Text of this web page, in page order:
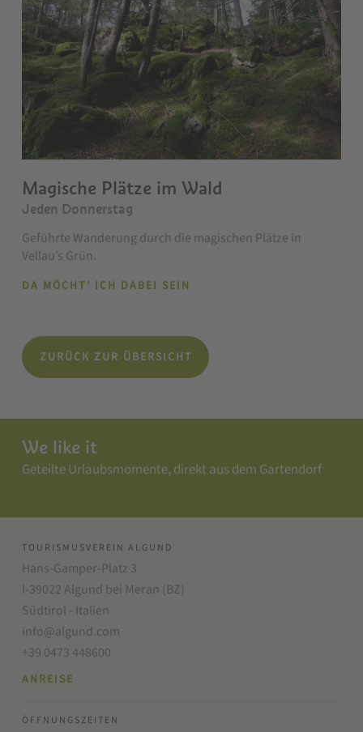
Magische Plätze im Wald
Jeden Donnerstag
Geführte Wanderung durch die magischen Plätze in
Vellau’s Grün.
DA MÖCHT' ICH DABEI SEIN
ZURÜCK ZUR ÜBERSICHT
We like it
Geteilte Urlaubsmomente, direkt aus dem Gartendorf
TOURISMUSVEREIN ALGUND
Hans-Gamper-Platz 3
I-39022 Algund bei Meran (BZ)
Südtirol - Italien
info@algund.com
+39 0473 448600
ANREISE
ÖFFNUNGSZEITEN